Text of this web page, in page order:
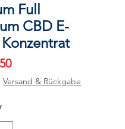
Full
CBD E-
Preis
Versand & Rückgabe